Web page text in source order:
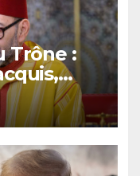
Trône :
et